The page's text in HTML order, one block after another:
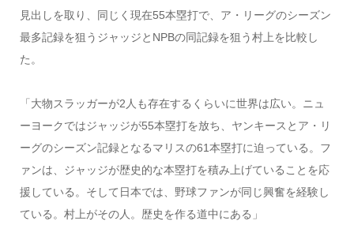
見出しを取り、同じく現在55本塁打で、ア・リーグのシーズン
最多記録を狙うジャッジとNPBの同記録を狙う村上を比較し
た。
「大物スラッガーが2人も存在するくらいに世界は広い。ニュ
ーヨークではジャッジが55本塁打を放ち、ヤンキースとア・リ
ーグのシーズン記録となるマリスの61本塁打に迫っている。フ
ァンは、ジャッジが歴史的な本塁打を積み上げていることを応
援している。そして日本では、野球ファンが同じ興奮を経験し
ている。村上がその人。歴史を作る道中にある」